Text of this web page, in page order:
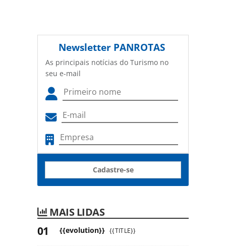
Newsletter PANROTAS
As principais notícias do Turismo no
seu e-mail
Cadastre-se
MAIS LIDAS
{{evolution}} {{TITLE}}